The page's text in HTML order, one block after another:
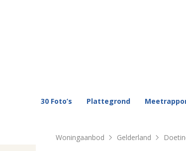
30 Foto’s Plattegrond
Woningaanbod Gelderland